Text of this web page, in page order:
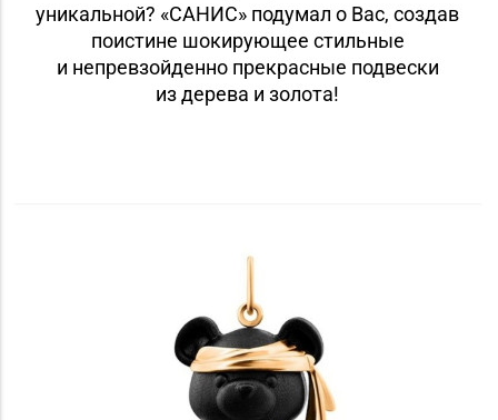
уникальной? «САНИС» подумал о Вас, создав
поистине шокирующее стильные
и непревзойденно прекрасные подвески
из дерева и золота!